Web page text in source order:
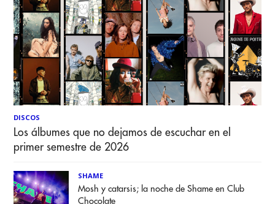
DISCOS
Los álbumes que no dejamos de escuchar en el
primer semestre de 2026
SHAME
Mosh y catarsis; la noche de Shame en Club
Chocolate